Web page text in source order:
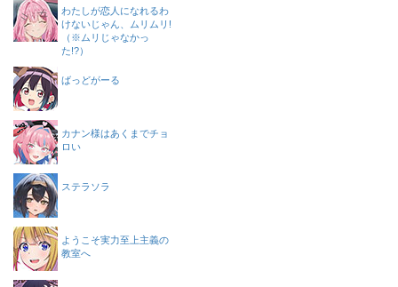
わたしが恋人になれるわ
けないじゃん、ムリムリ!
（※ムリじゃなかっ
た!?）
ばっどがーる
カナン様はあくまでチョ
ロい
ステラソラ
ようこそ実力至上主義の
教室へ